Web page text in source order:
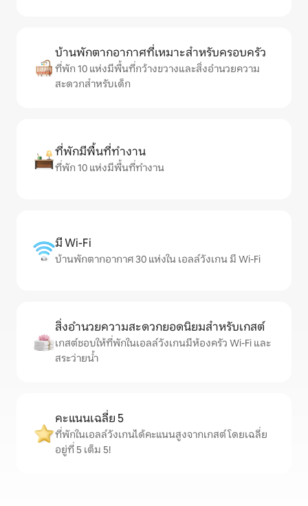
บ้านพักตากอากาศที่เหมาะสำหรับครอบครัว
ที่พัก 10 แห่งมีพื้นที่กว้างขวางและสิ่งอำนวยความ
สะดวกสำหรับเด็ก
ที่พักมีพื้นที่ทำงาน
ที่พัก 10 แห่งมีพื้นที่ทำงาน
มี Wi-Fi
บ้านพักตากอากาศ 30 แห่งใน เอลล์วังเกน มี Wi-Fi
สิ่งอำนวยความสะดวกยอดนิยมสำหรับเกสต์
เกสต์ชอบให้ที่พักในเอลล์วังเกนมีห้องครัว Wi-Fi และ
สระว่ายน้ำ
คะแนนเฉลี่ย 5
ที่พักในเอลล์วังเกนได้คะแนนสูงจากเกสต์ โดยเฉลี่ย
อยู่ที่ 5 เต็ม 5!